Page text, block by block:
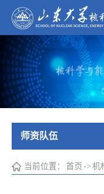
师资队伍
当前位置： 首页 -> 机